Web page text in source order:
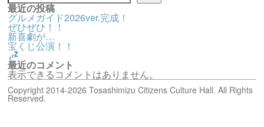
最近の投稿
グルメガイド2026ver.完成！
ぜひぜひ！！
新喜劇が…
宝くじ公演！！
最近のコメント
表示できるコメントはありません。
Copyright 2014-2026 Tosashimizu Citizens Culture Hall. All Rights
Reserved.